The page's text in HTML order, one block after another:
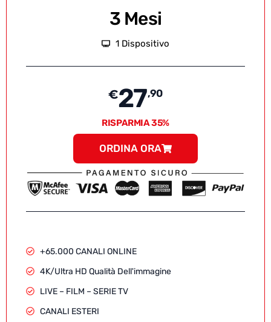
3 Mesi
1 Dispositivo
€27,90
RISPARMIA 35%
ORDINA ORA
+65.000 CANALI ONLINE
4K/Ultra HD Qualità Dell'immagine
LIVE – FILM – SERIE TV
CANALI ESTERI